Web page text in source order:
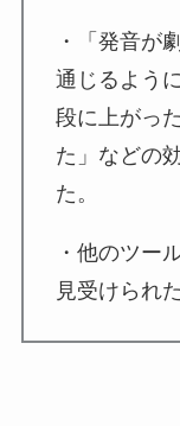
・「発音が
通じるよう
段に上がっ
た」などの
た。
・他のツー
見受けられた